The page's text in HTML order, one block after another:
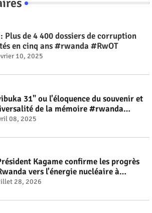
: Plus de 4 400 dossiers de corruption
en cinq ans #rwanda #RwOT
10, 2025
31" ou l'éloquence du souvenir et
de la mémoire #rwanda
08, 2025
Kagame confirme les progrès
vers l'énergie nucléaire à
2030 #rwanda #RwOT
28, 2026